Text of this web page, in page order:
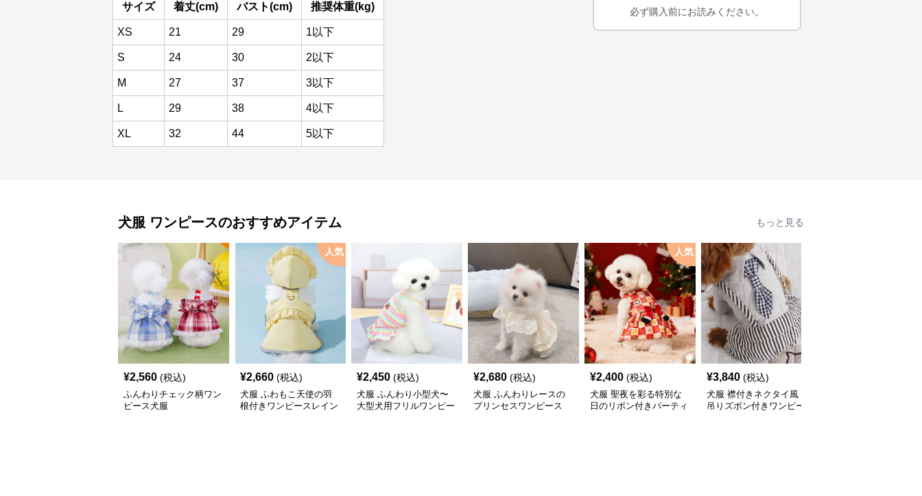
サイズ 着丈(cm) バスト(cm) 推奨体重(kg)
XS 21 29 1以下
S 24 30 2以下
M 27 37 3以下
L 29 38 4以下
XL 32 44 5以下
必ず購入前にお読みください。
犬服 ワンピースのおすすめアイテム もっと見る
¥2,560 (税込)
ふんわりチェック柄ワン
ピース犬服
人気
¥2,660 (税込)
犬服 ふわもこ天使の羽
根付きワンピースレイン
¥2,450 (税込)
犬服 ふんわり小型犬〜
大型犬用フリルワンピー
¥2,680 (税込)
犬服 ふんわりレースの
プリンセスワンピース
人気
¥2,400 (税込)
犬服 聖夜を彩る特別な
日のリボン付きパーティ
¥3,840 (税込)
犬服 襟付きネクタイ風
吊りズボン付きワンピー